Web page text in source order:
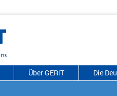
Über GERiT Die